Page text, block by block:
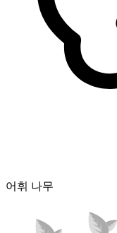
어휘 나무